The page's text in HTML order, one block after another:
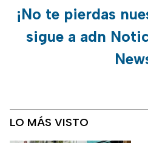
¡No te pierdas
sigue a adn
LO MÁS VISTO